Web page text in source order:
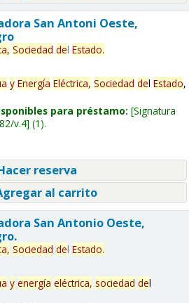
San Antoni Oeste,
Sociedad del Estado.
y Energía Eléctrica, Sociedad del Estado,
para préstamo: Signatura
v.4 (1).
reserva
al carrito
San Antonio Oeste,
Sociedad del Estado.
y energía eléctrica, sociedad del